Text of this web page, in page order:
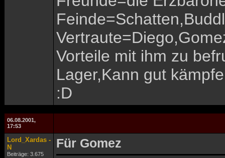
Vorteile mit ihm zu
Lager,Kann gut
:D
06.08.2001,
17:53
Lord_Xardas -
N
Beiträge: 3.675
Für Gomez